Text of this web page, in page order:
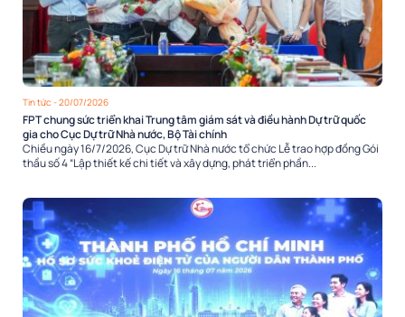
Tin tức - 20/07/2026
FPT chung sức triển khai Trung tâm giám sát và điều hành Dự trữ quốc
gia cho Cục Dự trữ Nhà nước, Bộ Tài chính
Chiều ngày 16/7/2026, Cục Dự trữ Nhà nước tổ chức Lễ trao hợp đồng Gói
thầu số 4 “Lập thiết kế chi tiết và xây dựng, phát triển phần...